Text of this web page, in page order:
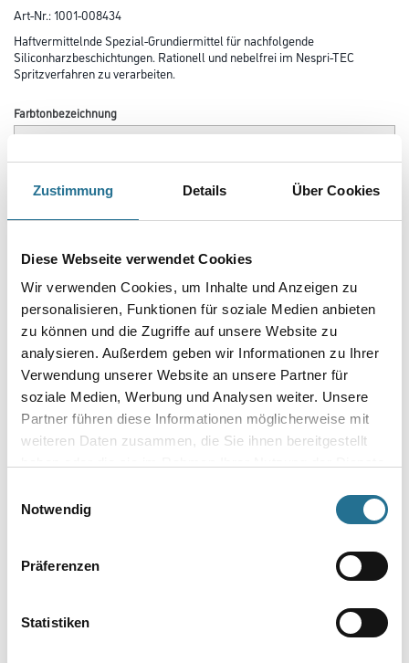
Zustimmung Details Über Cookies
Diese Webseite verwendet Cookies
Wir verwenden Cookies, um Inhalte und Anzeigen zu
personalisieren, Funktionen für soziale Medien anbieten
zu können und die Zugriffe auf unsere Website zu
analysieren. Außerdem geben wir Informationen zu Ihrer
Verwendung unserer Website an unsere Partner für
soziale Medien, Werbung und Analysen weiter. Unsere
Partner führen diese Informationen möglicherweise mit
weiteren Daten zusammen, die Sie ihnen bereitgestellt
Notwendig
Präferenzen
Statistiken
Art-Nr.:1001-008434
Haftvermittelnde Spezial-Grundiermittel für nachfolgende
Siliconharzbeschichtungen. Rationell und nebelfrei im Nespri-TEC
Spritzverfahren zu verarbeiten.
Farbtonbezeichnung
Glanzgrad
Gebinde
Umrechnungsfaktoren